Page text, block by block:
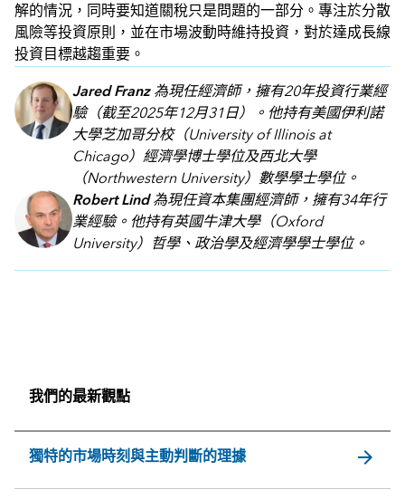
解的情況，同時要知道關稅只是問題的一部分。專注於分散
風險等投資原則，並在市場波動時維持投資，對於達成長線
投資目標越趨重要。
Jared Franz 為現任經濟師，擁有20年投資行業經
驗（截至2025年12月31日）。他持有美國伊利諾
大學芝加哥分校（University of Illinois at
Chicago）經濟學博士學位及西北大學
（Northwestern University）數學學士學位。
Robert Lind為現任資本集團經濟師，擁有34年行
業經驗。他持有英國牛津大學（Oxford
University）哲學、政治學及經濟學學士學位。
我們的最新觀點
獨特的市場時刻與主動判斷的理據 arrow_forward